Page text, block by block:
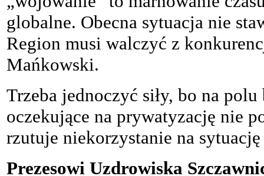
globalne. Obecna sytuacja nie
Region musi walczyć z
Mańkowski.
Trzeba jednoczyć siły, bo na
oczekujące na prywatyzację nie
rzutuje niekorzystanie na
Prezesowi Uzdrowiska